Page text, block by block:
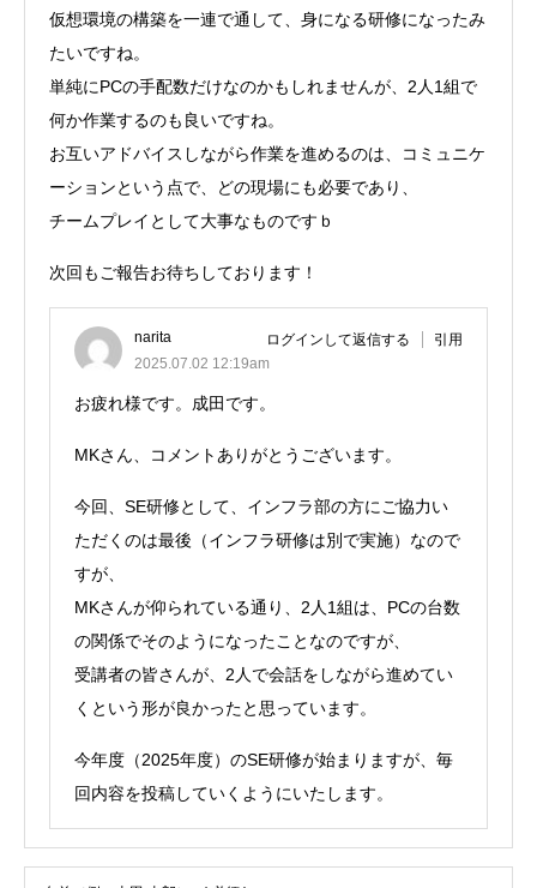
仮想環境の構築を一連で通して、身になる研修になったみ
たいですね。
単純にPCの手配数だけなのかもしれませんが、2人1組で
何か作業するのも良いですね。
お互いアドバイスしながら作業を進めるのは、コミュニケ
ーションという点で、どの現場にも必要であり、
チームプレイとして大事なものですｂ
次回もご報告お待ちしております！
narita
2025.07.02 12:19am
ログインして返信する 引用
お疲れ様です。成田です。
MKさん、コメントありがとうございます。
今回、SE研修として、インフラ部の方にご協力い
ただくのは最後（インフラ研修は別で実施）なので
すが、
MKさんが仰られている通り、2人1組は、PCの台数
の関係でそのようになったことなのですが、
受講者の皆さんが、2人で会話をしながら進めてい
くという形が良かったと思っています。
今年度（2025年度）のSE研修が始まりますが、毎
回内容を投稿していくようにいたします。